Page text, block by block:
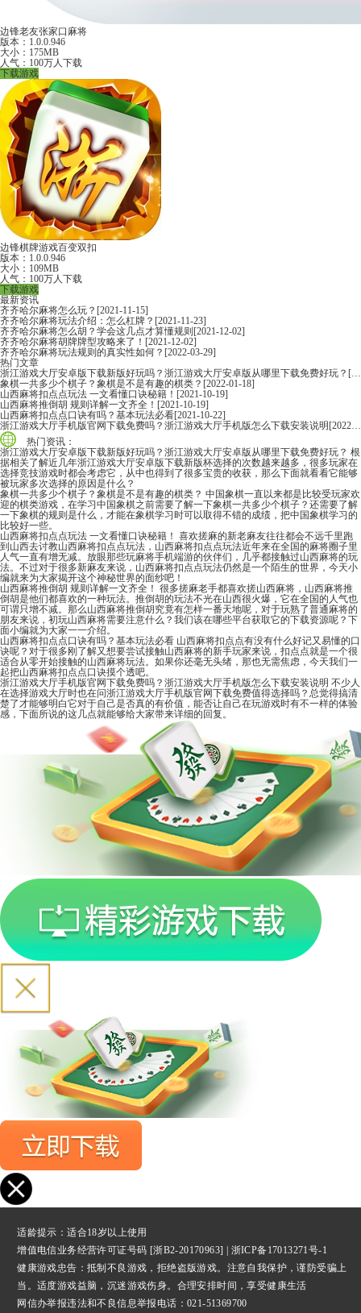
边锋老友张家口麻将
版本：1.0.0.946
大小：175MB
人气：100万人下载
下载游戏
边锋棋牌游戏百变双扣
版本：1.0.0.946
大小：109MB
人气：100万人下载
下载游戏
最新资讯
齐齐哈尔麻将怎么玩？ [2021-11-15]
齐齐哈尔麻将玩法介绍：怎么杠牌？ [2021-11-23]
齐齐哈尔麻将怎么胡？学会这几点才算懂规则 [2021-12-02]
齐齐哈尔麻将胡牌牌型攻略来了！ [2021-12-02]
齐齐哈尔麻将玩法规则的真实性如何？ [2022-03-29]
热门文章
浙江游戏大厅安卓版下载新版好玩吗？浙江游戏大厅安卓版从哪里下载免费好玩？ [2022-06-16]
象棋一共多少个棋子？象棋是不是有趣的棋类？ [2022-01-18]
山西麻将扣点点玩法 一文看懂口诀秘籍！ [2021-10-19]
山西麻将推倒胡 规则详解一文齐全！ [2021-10-19]
山西麻将扣点点口诀有吗？基本玩法必看[2021-10-22]
浙江游戏大厅手机版官网下载免费吗？浙江游戏大厅手机版怎么下载安装说明 [2022-06-16]
热门资讯：
浙江游戏大厅安卓版下载新版好玩吗？浙江游戏大厅安卓版从哪里下载免费好玩？ 根
据相关了解近几年浙江游戏大厅安卓版下载新版杯选择的次数越来越多，很多玩家在
选择竞技游戏时都会考虑它，从中也得到了很多宝贵的收获，那么下面就看看它能够
被玩家多次选择的原因是什么？
象棋一共多少个棋子？象棋是不是有趣的棋类？ 中国象棋一直以来都是比较受玩家欢
迎的棋类游戏，在学习中国象棋之前需要了解一下象棋一共多少个棋子？还需要了解
一下象棋的规则是什么，才能在象棋学习时可以取得不错的成绩，把中国象棋学习的
比较好一些。
山西麻将扣点点玩法 一文看懂口诀秘籍！ 喜欢搓麻的新老麻友往往都会不远千里跑
到山西去讨教山西麻将扣点点玩法，山西麻将扣点点玩法近年来在全国的麻将圈子里
人气一直有增无减。放眼那些玩麻将手机端游的伙伴们，几乎都接触过山西麻将的玩
法。不过对于很多新麻友来说，山西麻将扣点点玩法仍然是一个陌生的世界，今天小
编就来为大家揭开这个神秘世界的面纱吧！
山西麻将推倒胡 规则详解一文齐全！ 很多搓麻老手都喜欢搓山西麻将，山西麻将推
倒胡是他们都喜欢的一种玩法。推倒胡的玩法不光在山西很火爆，它在全国的人气也
可谓只增不减。那么山西麻将推倒胡究竟有怎样一番天地呢，对于玩熟了普通麻将的
朋友来说，初玩山西麻将需要注意什么？我们该在哪些平台获取它的下载资源呢？下
面小编就为大家一一介绍。
山西麻将扣点点口诀有吗？基本玩法必看 山西麻将扣点点有没有什么好记又易懂的口
诀呢？对于很多刚了解又想要尝试接触山西麻将的新手玩家来说，扣点点就是一个很
适合从零开始接触的山西麻将玩法。如果你还毫无头绪，那也无需焦虑，今天我们一
起把山西麻将扣点点口诀摸个透吧。
浙江游戏大厅手机版官网下载免费吗？浙江游戏大厅手机版怎么下载安装说明 不少人
在选择游戏大厅时也在问浙江游戏大厅手机版官网下载免费值得选择吗？总觉得搞清
楚了才能够明白它对于自己是否真的有价值，能否让自己在玩游戏时有不一样的体验
感，下面所说的这几点就能够给大家带来详细的回复。
适龄提示：适合18岁以上使用
增值电信业务经营许可证号码 [浙B2-20170963] | 浙ICP备17013271号-1
健康游戏忠告：抵制不良游戏，拒绝盗版游戏。注意自我保护，谨防受骗上
当。适度游戏益脑，沉迷游戏伤身。合理安排时间，享受健康生活
网信办举报违法和不良信息举报 电话：021-51369700